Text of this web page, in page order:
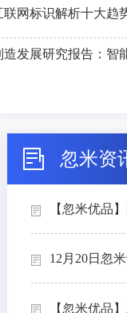
联网标识解析十大趋
造发展研究报告：智
忽米资
【忽米优品
12月20日忽
【忽米优品